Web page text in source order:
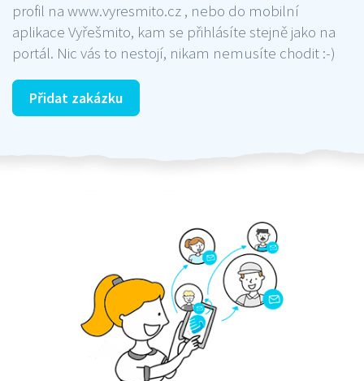
profil na www.vyresmito.cz , nebo do mobilní
aplikace Vyřešmito, kam se přihlásíte stejně jako na
portál. Nic vás to nestojí, nikam nemusíte chodit :-)
Přidat zakázku